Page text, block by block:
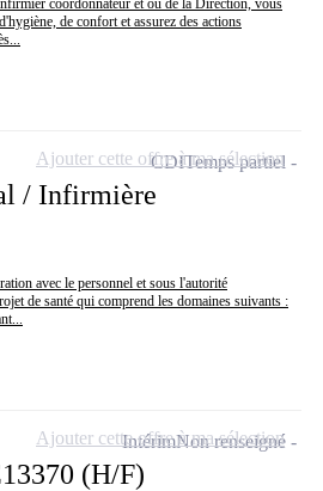
coordonnateur et ou de la Direction, vous
de confort et assurez des actions
/ Infirmière
avec le personnel et sous l'autorité
de santé qui comprend les domaines suivants :
CDITemps partiel
Ajouter cette offre à ma sélection
(H/F)
IntérimNon renseigné
Ajouter cette offre à ma sélection